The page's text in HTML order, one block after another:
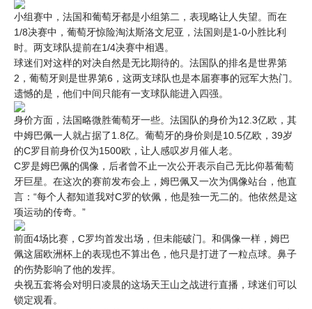
小组赛中，法国和葡萄牙都是小组第二，表现略让人失望。而在
1/8决赛中，葡萄牙惊险淘汰斯洛文尼亚，法国则是1-0小胜比利
时。两支球队提前在1/4决赛中相遇。
球迷们对这样的对决自然是无比期待的。法国队的排名是世界第
2，葡萄牙则是世界第6，这两支球队也是本届赛事的冠军大热门。
遗憾的是，他们中间只能有一支球队能进入四强。
身价方面，法国略微胜葡萄牙一些。法国队的身价为12.3亿欧，其
中姆巴佩一人就占据了1.8亿。葡萄牙的身价则是10.5亿欧，39岁
的C罗目前身价仅为1500欧，让人感叹岁月催人老。
C罗是姆巴佩的偶像，后者曾不止一次公开表示自己无比仰慕葡萄
牙巨星。在这次的赛前发布会上，姆巴佩又一次为偶像站台，他直
言：“每个人都知道我对C罗的钦佩，他是独一无二的。他依然是这
项运动的传奇。”
前面4场比赛，C罗均首发出场，但未能破门。和偶像一样，姆巴
佩这届欧洲杯上的表现也不算出色，他只是打进了一粒点球。鼻子
的伤势影响了他的发挥。
央视五套将会对明日凌晨的这场天王山之战进行直播，球迷们可以
锁定观看。